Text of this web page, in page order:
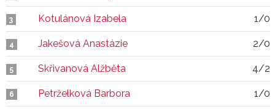
3 Kotulánová Izabela 1/0
4 Jakešová Anastázie 2/0
5 Skřivanová Alžběta 4/2
6 Petrželková Barbora 1/0